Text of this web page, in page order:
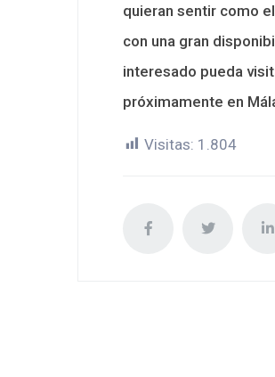
quieran sentir como
con una gran
interesado pueda
próximamente en
Visitas: 1.804